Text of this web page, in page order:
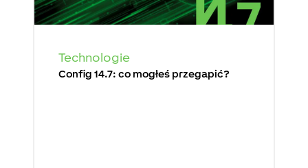
Technologie
Config 14.7: co mogłeś przegapić?